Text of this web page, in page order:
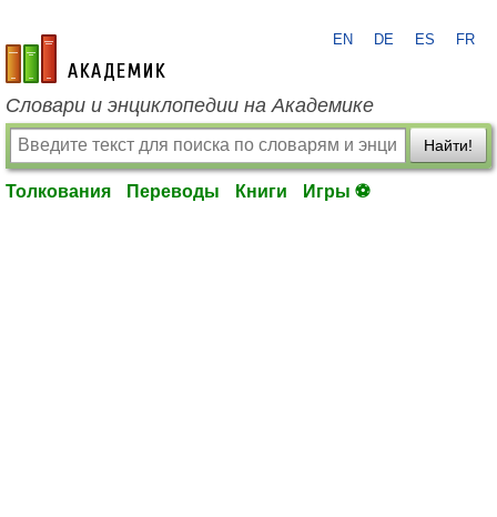
academic.ru
EN DE ES FR
Словари и энциклопедии на Академике
Найти!
Толкования Переводы Книги Игры ⚽